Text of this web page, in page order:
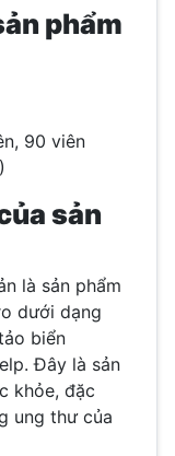
phẩm
90 viên
sản
là sản phẩm
dưới dạng
biển
Đây là sản
khỏe, đặc
ung thư của